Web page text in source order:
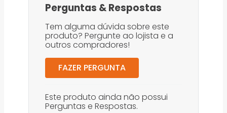
Perguntas &Respostas
Tem alguma dúvida sobre este
produto? Pergunte ao lojista e a
outros compradores!
FAZER PERGUNTA
Este produto ainda não possui
Perguntas e Respostas.